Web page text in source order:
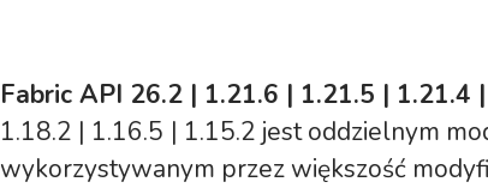
Fabric API 26.2 | 1.21.6 | 1.21.5 | 1.21.4
1.18.2 | 1.16.5 | 1.15.2 jest oddzielnym
wykorzystywanym przez większość